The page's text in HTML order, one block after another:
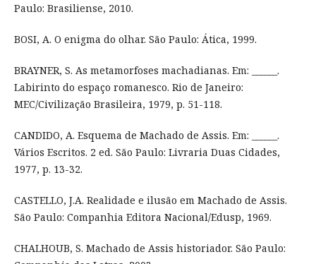
Paulo: Brasiliense, 2010.
BOSI, A. O enigma do olhar. São Paulo: Ática, 1999.
BRAYNER, S. As metamorfoses machadianas. Em: ______.
Labirinto do espaço romanesco. Rio de Janeiro:
MEC/Civilização Brasileira, 1979, p. 51-118.
CANDIDO, A. Esquema de Machado de Assis. Em: ______.
Vários Escritos. 2 ed. São Paulo: Livraria Duas Cidades,
1977, p. 13-32.
CASTELLO, J.A. Realidade e ilusão em Machado de Assis.
São Paulo: Companhia Editora Nacional/Edusp, 1969.
CHALHOUB, S. Machado de Assis historiador. São Paulo: